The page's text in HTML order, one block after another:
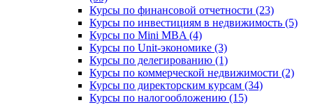
Курсы по финансовой отчетности (23)
Курсы по инвестициям в недвижимость (5)
Курсы по Mini MBA (4)
Курсы по Unit-экономике (3)
Курсы по делегированию (1)
Курсы по коммерческой недвижимости (2)
Курсы по директорским курсам (34)
Курсы по налогообложению (15)